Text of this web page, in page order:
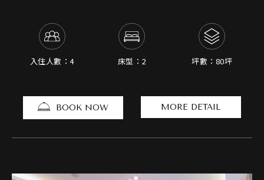
入住人數：4 床型：2 坪數：80坪
BOOK NOW MORE DETAIL